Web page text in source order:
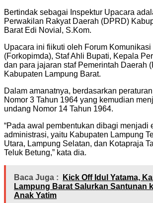
Bertindak sebagai Inspektur Upacara
Perwakilan Rakyat Daerah (DPRD)
Barat Edi Novial, S.Kom.
Upacara ini fiikuti oleh Forum
(Forkopimda), Staf Ahli Bupati, Kepala
dan para jajaran staf Pemerintah Daerah
Kabupaten Lampung Barat.
Dalam amanatnya, berdasarkan
Nomor 3 Tahun 1964 yang kemudian
undang Nomor 14 Tahun 1964.
“Pada awal pembentukan dibagi menjadi
administrasi, yaitu Kabupaten Lampung
Utara, Lampung Selatan, dan Kotapraja
Teluk Betung,” kata dia.
Baca Juga :
Kick Off Idul Yatama,
Lampung Barat Salurkan Santunan
Anak Yatim